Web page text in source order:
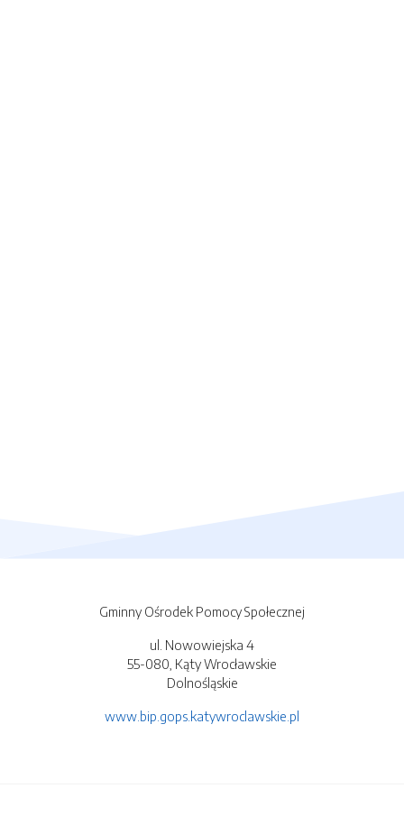
Gminny Ośrodek Pomocy Społecznej
ul. Nowowiejska 4
55-080, Kąty Wrocławskie
Dolnośląskie
www.bip.gops.katywroclawskie.pl